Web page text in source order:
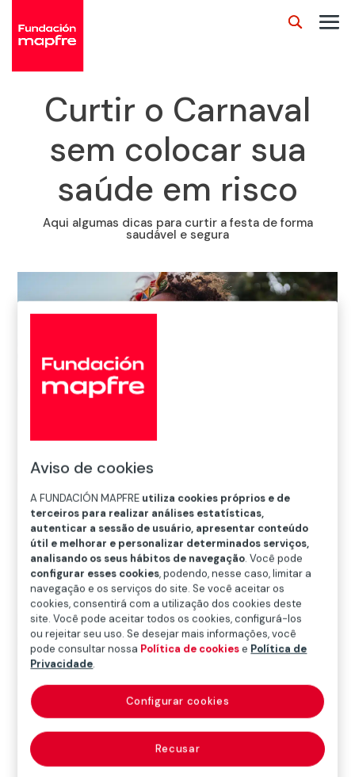
Curtir o Carnaval
sem colocar sua
saúde em risco
Aqui algumas dicas para curtir a festa de forma
saudável e segura
Iniciação >Notícias>Saúde
colocar sua saúde em risco
 Saúde
Mais uma vez, chega o Carnaval. O país se prepara
para dias de festa e milhões de viagens rodoviárias e
aéreas. Por isso, é recomendável tomar todas as
incidentes
Nossa primeira recomendação é evitar a desidratação
e os riscos relacionados ao calor extremo. As altas
temperaturas desta época, combinadas com a
Aviso de cookies
A FUNDACIÓN MAPFRE utiliza cookies próprios e de
terceiros para realizar análises estatísticas,
autenticar a sessão de usuário, apresentar conteúdo
útil e melhorar e personalizar determinados serviços,
analisando os seus hábitos de navegação. Você pode
configurar esses cookies, podendo, nesse caso, limitar a
navegação e os serviços do site. Se você aceitar os
cookies, consentirá com a utilização dos cookies deste
site. Você pode aceitar todos os cookies, configurá-los
ou rejeitar seu uso. Se desejar mais informações, você
pode consultar nossa Política de cookiese Política de
Privacidade.
Recusar
Configurar cookies